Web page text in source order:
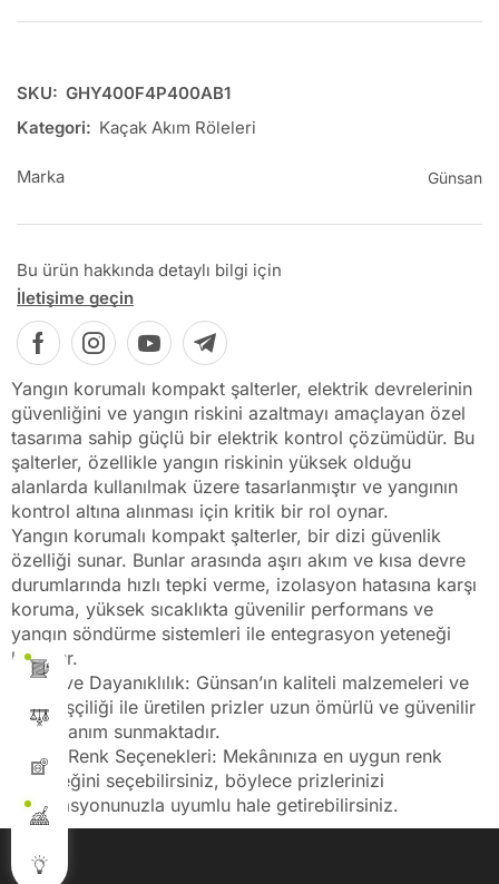
SKU: GHY400F4P400AB1
Kategori: Kaçak Akım Röleleri
Marka Günsan
Bu ürün hakkında detaylı bilgi için
İletişime geçin
Yangın korumalı kompakt şalterler, elektrik devrelerinin
güvenliğini ve yangın riskini azaltmayı amaçlayan özel
tasarıma sahip güçlü bir elektrik kontrol çözümüdür. Bu
şalterler, özellikle yangın riskinin yüksek olduğu
alanlarda kullanılmak üzere tasarlanmıştır ve yangının
kontrol altına alınması için kritik bir rol oynar.
Yangın korumalı kompakt şalterler, bir dizi güvenlik
özelliği sunar. Bunlar arasında aşırı akım ve kısa devre
durumlarında hızlı tepki verme, izolasyon hatasına karşı
koruma, yüksek sıcaklıkta güvenilir performans ve
yangın söndürme sistemleri ile entegrasyon yeteneği
bulunur.
Kalite ve Dayanıklılık: Günsan’ın kaliteli malzemeleri ve
üstün işçiliği ile üretilen prizler uzun ömürlü ve güvenilir
bir kullanım sunmaktadır.
Çeşitli Renk Seçenekleri: Mekânınıza en uygun renk
seçeneğini seçebilirsiniz, böylece prizlerinizi
dekorasyonunuzla uyumlu hale getirebilirsiniz.